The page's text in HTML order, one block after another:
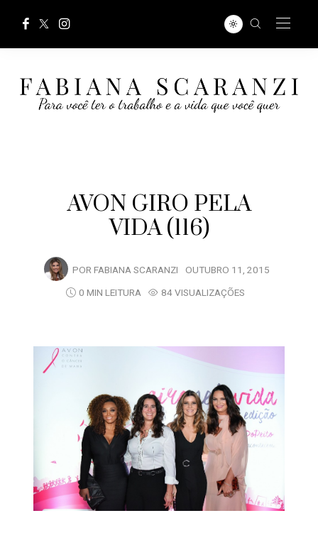
AVON GIRO PELA
VIDA (116)
POR FABIANA SCARANZI OUTUBRO 11, 2015
0 MIN LEITURA
84 VISUALIZAÇÕES